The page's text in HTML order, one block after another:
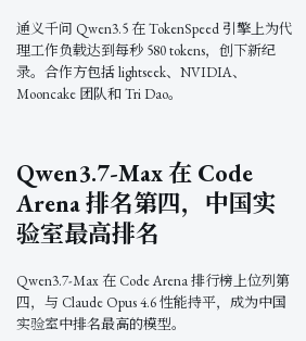
通义千问 Qwen3.5 在 TokenSpeed 引擎上为代
理工作负载达到每秒 580 tokens，创下新纪
录。合作方包括 lightseek、NVIDIA、
Mooncake 团队和 Tri Dao。
Qwen3.7-Max 在 Code
Arena 排名第四，中国实
验室最高排名
Qwen3.7-Max 在 Code Arena 排行榜上位列第
四，与 Claude Opus 4.6 性能持平，成为中国
实验室中排名最高的模型。